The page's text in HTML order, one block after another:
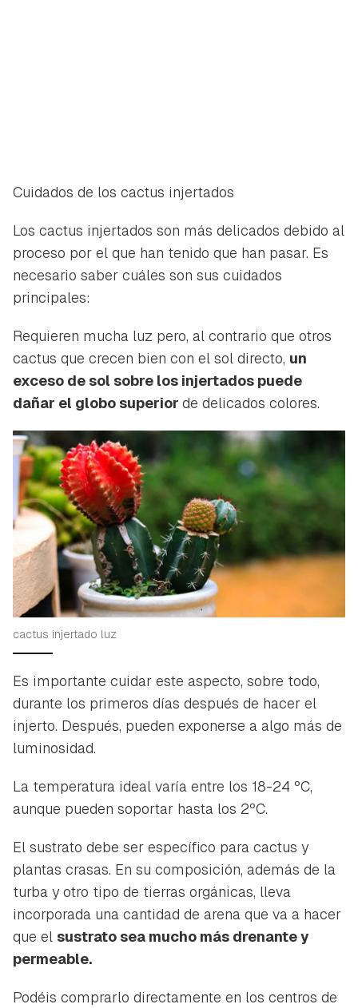
Cuidados de los cactus injertados
Los cactus injertados son más delicados debido al
proceso por el que han tenido que han pasar. Es
necesario saber cuáles son sus cuidados
principales:
Requieren mucha luz pero, al contrario que otros
cactus que crecen bien con el sol directo, un
exceso de sol sobre los injertados puede
dañar el globo superior de delicados colores.
cactus injertado luz
Es importante cuidar este aspecto, sobre todo,
durante los primeros días después de hacer el
injerto. Después, pueden exponerse a algo más de
luminosidad.
La temperatura ideal varía entre los 18-24 ºC,
aunque pueden soportar hasta los 2ºC.
El sustrato debe ser específico para cactus y
plantas crasas. En su composición, además de la
turba y otro tipo de tierras orgánicas, lleva
incorporada una cantidad de arena que va a hacer
que el sustrato sea mucho más drenante y
permeable.
Podéis comprarlo directamente en los centros de